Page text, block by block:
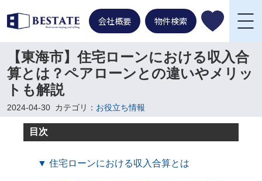
会社概要 物件検索
【東海市】住宅ローンにおける収入合
算とは？ペアローンとの違いやメリッ
トも解説
2024-04-30 カテゴリ： お役立ち情報
目次
▼ 住宅ローンにおける収入合算とは